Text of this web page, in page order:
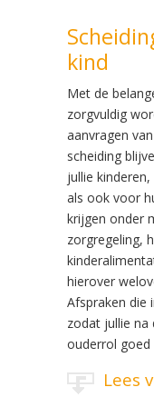
kind
Met de
zorgvuldig
aanvragen
scheiding
jullie
als ook voor
krijgen onder
zorgregeling,
hierover
Afspraken die
zodat jullie na
ouderrol goed
Lees